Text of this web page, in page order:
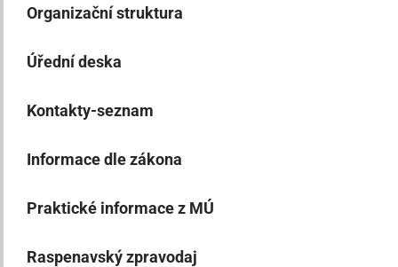
Organizační struktura
Úřední deska
Kontakty-seznam
Informace dle zákona
Praktické informace z MÚ
Raspenavský zpravodaj